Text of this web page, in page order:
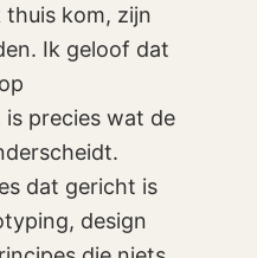
kom, zijn
Ik geloof dat
precies wat de
dat gericht is
design